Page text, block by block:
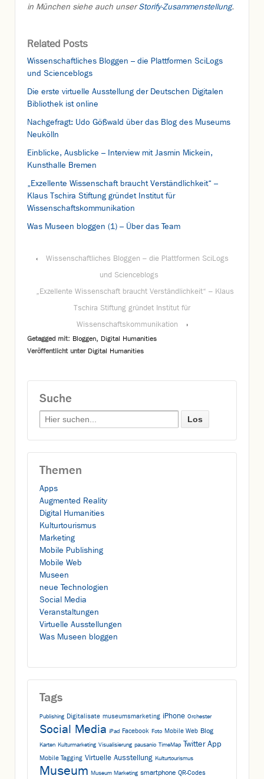
in München siehe auch unserStorify-Zusammenstellung.
Related Posts
Wissenschaftliches Bloggen – die Plattformen SciLogs
und Scienceblogs
Die erste virtuelle Ausstellung der Deutschen Digitalen
Bibliothek ist online
Nachgefragt: Udo Gößwald über das Blog des Museums
Neukölln
Einblicke, Ausblicke – Interview mit Jasmin Mickein,
Kunsthalle Bremen
„Exzellente Wissenschaft braucht Verständlichkeit“ –
Klaus Tschira Stiftung gründet Institut für
Wissenschaftskommunikation
Was Museen bloggen (1) – Über das Team
‹
Wissenschaftliches Bloggen – die Plattformen SciLogs
und Scienceblogs
„Exzellente Wissenschaft braucht Verständlichkeit“ – Klaus
Tschira Stiftung gründet Institut für
Wissenschaftskommunikation
›
Getagged mit: Bloggen, Digital Humanities
Veröffentlicht unter Digital Humanities
Suche
Search for:
Themen
Apps
Augmented Reality
Digital Humanities
Kulturtourismus
Marketing
Mobile Publishing
Mobile Web
Museen
neue Technologien
Social Media
Veranstaltungen
Virtuelle Ausstellungen
Was Museen bloggen
Tags
Publishing Digitalisate museumsmarketing iPhone Orchester
Social Media iPad Facebook Foto Mobile Web Blog
Karten Kulturmarketing Visualisierung pausanio TimeMap Twitter App
Mobile Tagging Virtuelle Ausstellung Kulturtourismus
Museum Museum Marketing smartphone QR-Codes